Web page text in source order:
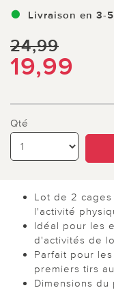
Livraison en 3-
24,99
19,99
Qté
Lot de 2
l'activité
Idéal pour les
d'activités de
Parfait pour
premiers tirs
Dimensions